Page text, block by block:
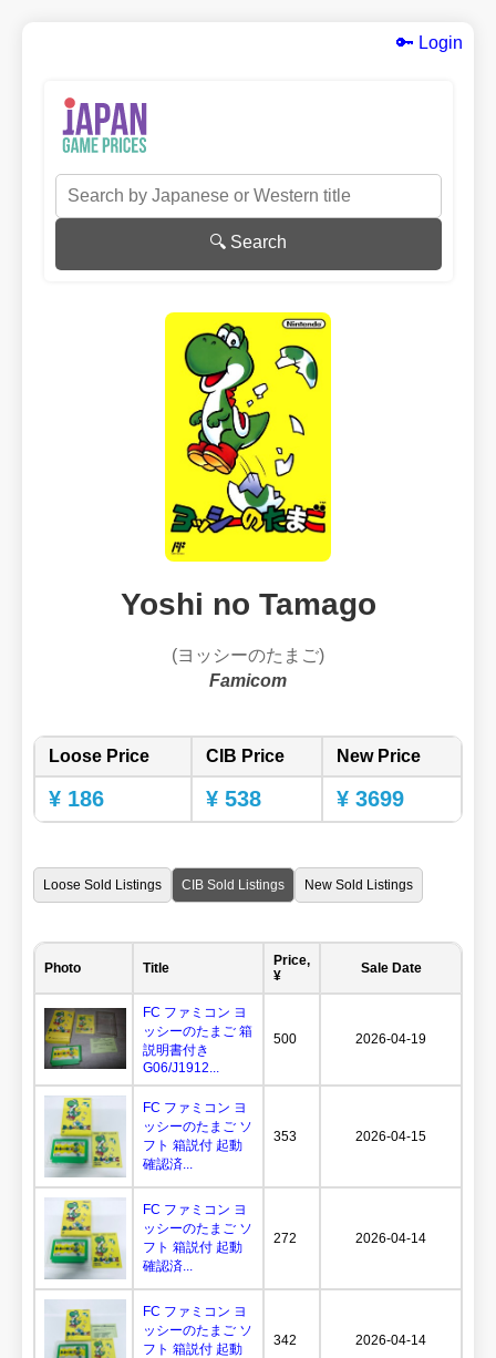
🔑 Login
🔍 Search
Yoshi no Tamago
(ヨッシーのたまご)
Famicom
Loose Price CIB Price New Price
¥ 186 ¥ 538 ¥ 3699
Loose Sold Listings CIB Sold Listings New Sold Listings
Photo Title
Price,
¥
Sale Date
FC ファミコン ヨ
ッシーのたまご 箱
説明書付き
G06/J1912...
500 2026-04-19
FC ファミコン ヨ
ッシーのたまご ソ
フト 箱説付 起動
確認済...
353 2026-04-15
FC ファミコン ヨ
ッシーのたまご ソ
フト 箱説付 起動
確認済...
272 2026-04-14
FC ファミコン ヨ
ッシーのたまご ソ
フト 箱説付 起動
342 2026-04-14